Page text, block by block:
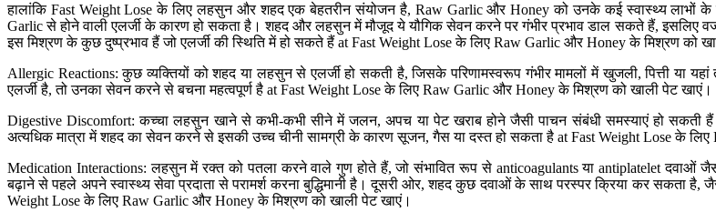
हालांकि Fast Weight Lose के लिए लहसुन और शहद एक बेहतरीन संयोजन है, Raw Garlic और Honey को उनके कई स्वास्थ्य लाभों
Garlic से होने वाली एलर्जी के कारण हो सकता है। शहद और लहसुन में मौजूद ये यौगिक सेवन करने पर गंभीर प्रभाव डाल सकते हैं, इसलिए
इस मिश्रण के कुछ दुष्प्रभाव हैं जो एलर्जी की स्थिति में हो सकते हैं at Fast Weight Lose के लिए Raw Garlic और Honey के मिश्रण को
Allergic Reactions: कुछ व्यक्तियों को शहद या लहसुन से एलर्जी हो सकती है, जिसके परिणामस्वरूप गंभीर मामलों में खुजली, पित्ती या
एलर्जी है, तो उनका सेवन करने से बचना महत्वपूर्ण है at Fast Weight Lose के लिए Raw Garlic और Honey के मिश्रण को खाली पेट खाएं।
Digestive Discomfort: कच्चा लहसुन खाने से कभी-कभी सीने में जलन, अपच या पेट खराब होने जैसी पाचन संबंधी समस्याएं हो
अत्यधिक मात्रा में शहद का सेवन करने से इसकी उच्च चीनी सामग्री के कारण सूजन, गैस या दस्त हो सकता है at Fast Weight Lose के
Medication Interactions: लहसुन में रक्त को पतला करने वाले गुण होते हैं, जो संभावित रूप से anticoagulants या antiplatelet
बढ़ाने से पहले अपने स्वास्थ्य सेवा प्रदाता से परामर्श करना बुद्धिमानी है। दूसरी ओर, शहद कुछ दवाओं के साथ परस्पर क्रिया कर सकता है,
Weight Lose के लिए Raw Garlic और Honey के मिश्रण को खाली पेट खाएं।